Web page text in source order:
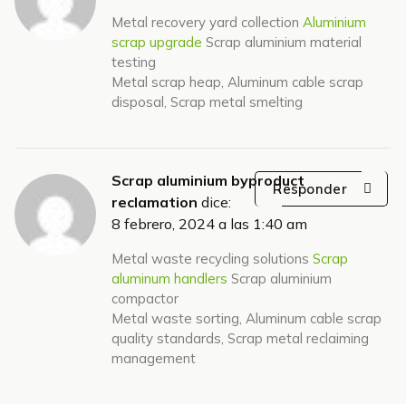
Metal recovery yard collection Aluminium
scrap upgrade Scrap aluminium material
testing
Metal scrap heap, Aluminum cable scrap
disposal, Scrap metal smelting
Scrap aluminium byproduct
reclamation dice:
8 febrero, 2024 a las 1:40 am
Metal waste recycling solutions Scrap
aluminum handlers Scrap aluminium
compactor
Metal waste sorting, Aluminum cable scrap
quality standards, Scrap metal reclaiming
management
Responder